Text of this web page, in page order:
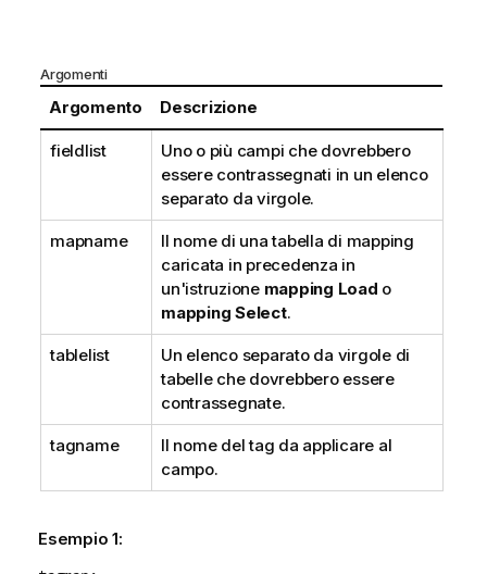
Argomenti
Argomento Descrizione
fieldlist
Uno o più campi che dovrebbero
essere contrassegnati in un elenco
separato da virgole.
mapname
Il nome di una tabella di mapping
caricata in precedenza in
un'istruzione mapping Load o
mapping Select.
tablelist
Un elenco separato da virgole di
tabelle che dovrebbero essere
contrassegnate.
tagname
Il nome del tag da applicare al
campo.
Esempio 1: